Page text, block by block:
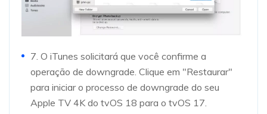
7. O iTunes solicitará que você confirme a
operação de downgrade. Clique em "Restaurar"
para iniciar o processo de downgrade do seu
Apple TV 4K do tvOS 18 para o tvOS 17.